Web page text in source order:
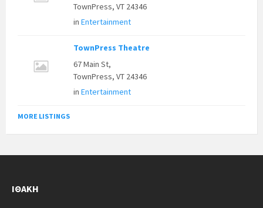
TownPress, VT 24346
in Entertainment
TownPress Theatre
67 Main St,
TownPress, VT 24346
in Entertainment
MORE LISTINGS
ΙΘΆΚΗ